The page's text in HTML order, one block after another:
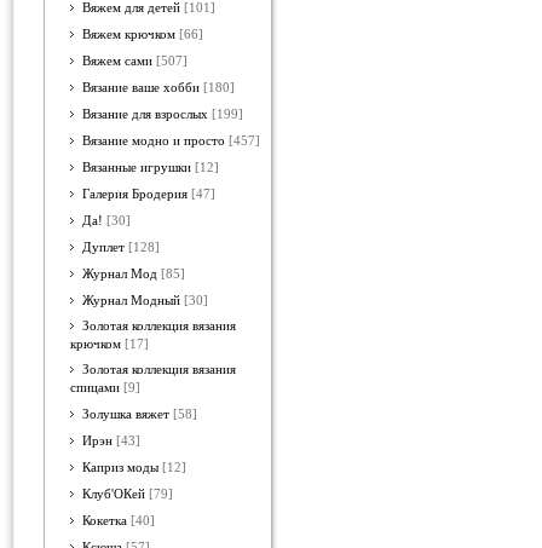
Вяжем для детей [101]
Вяжем крючком [66]
Вяжем сами [507]
Вязание ваше хобби [180]
Вязание для взрослых [199]
Вязание модно и просто [457]
Вязанные игрушки [12]
Галерия Бродерия [47]
Да! [30]
Дуплет [128]
Журнал Мод [85]
Журнал Модный [30]
Золотая коллекция вязания
крючком [17]
Золотая коллекция вязания
спицами [9]
Золушка вяжет [58]
Ирэн [43]
Каприз моды [12]
Клуб'ОКей [79]
Кокетка [40]